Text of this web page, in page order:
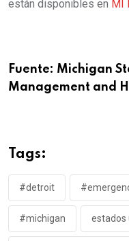
están disponibles en MI
Fuente: Michigan
Management and
Tags:
#detroit
#michigan estados